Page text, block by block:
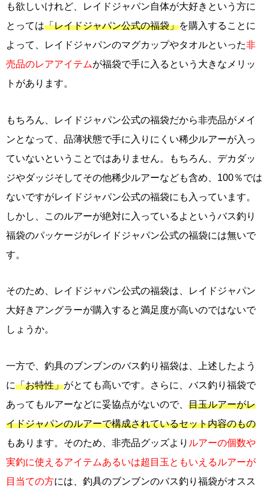
も欲しいけれど、レイドジャパン自体が大好きという方に
とっては「レイドジャパン公式の福袋」を購入することに
よって、レイドジャパンのマグカップやタオルといった非
売品のレアアイテムが福袋で手に入るという大きなメリッ
トがあります。
もちろん、レイドジャパン公式の福袋だから非売品がメイ
ンとなって、品薄状態で手に入りにくい稀少ルアーが入っ
ていないということではありません。もちろん、デカダッ
ジやダッジそしてその他稀少ルアーなども含め、100％では
ないですがレイドジャパン公式の福袋にも入っています。
しかし、このルアーが絶対に入っているよというバス釣り
福袋のパッケージがレイドジャパン公式の福袋には無いで
す。
そのため、レイドジャパン公式の福袋は、レイドジャパン
大好きアングラーが購入すると満足度が高いのではないで
しょうか。
一方で、釣具のブンブンのバス釣り福袋は、上述したよう
に「お特性」がとても高いです。さらに、バス釣り福袋で
あってもルアーなどに妥協点がないので、 目玉ルアーがレ
イドジャパンのルアーで構成されているセット内容のもの
もあります。そのため、非売品グッズより ルアーの個数や
実釣に使えるアイテムあるいは超目玉ともいえるルアーが
目当ての方には、釣具のブンブンのバス釣り福袋がオスス